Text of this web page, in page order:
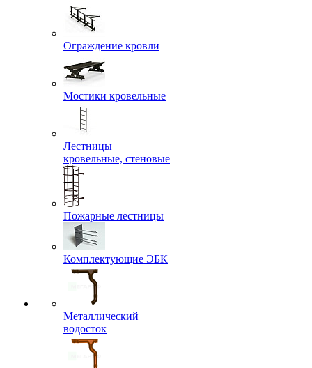
Ограждение кровли
Мостики кровельные
Лестницы
кровельные, стеновые
Пожарные лестницы
Комплектующие ЭБК
Металлический
водосток